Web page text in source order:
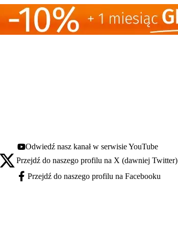
Youtube - otwiera się w nowej karcie
Odwiedź nasz kanał w serwisie YouTube
X - otwiera się w nowej karcie
Przejdź do naszego profilu na X (dawniej Twitter)
Facebook - otwiera się w nowej karcie
Przejdź do naszego profilu na Facebooku